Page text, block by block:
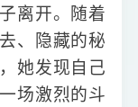
离开。随着
、隐藏的秘
她发现自己
场激烈的斗